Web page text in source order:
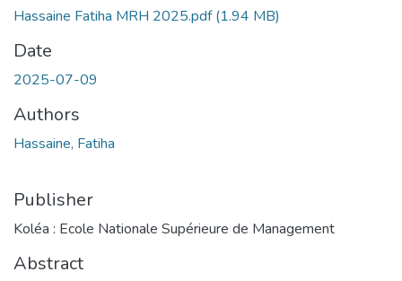
Hassaine Fatiha MRH 2025.pdf(1.94 MB)
Date
2025-07-09
Authors
Hassaine, Fatiha
Publisher
Koléa : Ecole Nationale Supérieure de Management
Abstract